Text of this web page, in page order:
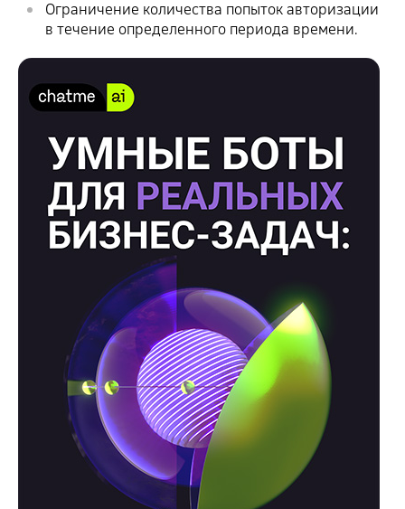
Ограничение количества попыток авторизации
в течение определенного периода времени.